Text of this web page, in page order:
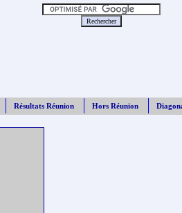
Résultats Réunion Hors Réunion